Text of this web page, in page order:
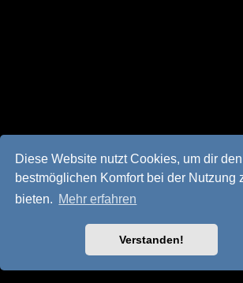
Diese Website nutzt Cookies, um dir den
bestmöglichen Komfort bei der Nutzung
bieten. Mehr erfahren
Verstanden!